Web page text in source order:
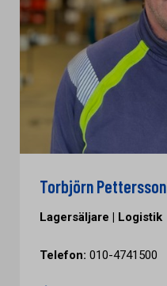
Torbjörn Pettersson
Lagersäljare | Logistik
Telefon: 010-4741500